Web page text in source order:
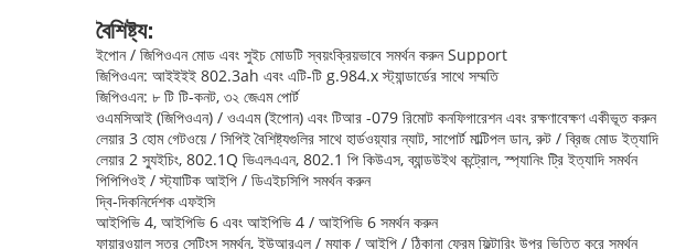
বৈশিষ্ট্য:
ইপোন / জিপিওএন মোড এবং সুইচ মোডটি স্বয়ংক্রিয়ভাবে সমর্থন করুন Support
জিপিওএন: আইইইই 802.3ah এবং এটি-টি g.984.x স্ট্যান্ডার্ডের সাথে সম্মতি
জিপিওএন: ৮ টি টি-কনট, ৩২ জেএম পোর্ট
ওএমসিআই (জিপিওএন) / ওএএম (ইপোন) এবং টিআর -079 রিমোট কনফিগারেশন এবং রক্ষণাবেক্ষণ একীভূত করুন
লেয়ার 3 হোম গেটওয়ে / সিপিই বৈশিষ্ট্যগুলির সাথে হার্ডওয়্যার ন্যাট, সাপোর্ট মাল্টিপল ডান, রুট / ব্রিজ মোড ইত্যাদি
লেয়ার 2 স্যুইচিং, 802.1Q ভিএলএএন, 802.1 পি কিউএস, ব্যান্ডউইথ কন্ট্রোল, স্প্যানিং ট্রি ইত্যাদি সমর্থন
পিপিপিওই / স্ট্যাটিক আইপি / ডিএইচসিপি সমর্থন করুন
দ্বি-দিকনির্দেশক এফইসি
আইপিভি 4, আইপিভি 6 এবং আইপিভি 4 / আইপিভি 6 সমর্থন করুন
ফায়ারওয়াল স্তর সেটিংস সমর্থন, ইউআরএল / ম্যাক / আইপি / ঠিকানা ফ্রেম ফিল্টারিং উপর ভিত্তি করে সমর্থন